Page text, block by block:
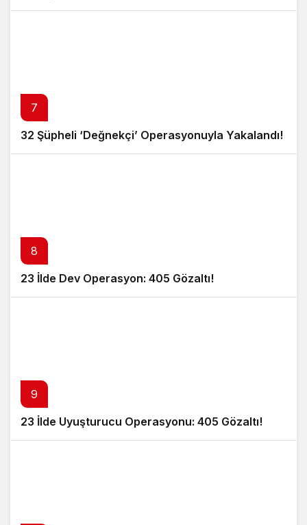
7
32 Şüpheli ‘Değnekçi’ Operasyonuyla Yakalandı!
8
23 İlde Dev Operasyon: 405 Gözaltı!
9
23 İlde Uyuşturucu Operasyonu: 405 Gözaltı!